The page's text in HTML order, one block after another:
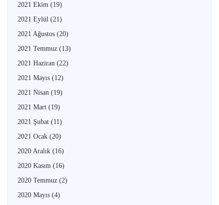
2021 Ekim (19)
2021 Eylül (21)
2021 Ağustos (20)
2021 Temmuz (13)
2021 Haziran (22)
2021 Mayıs (12)
2021 Nisan (19)
2021 Mart (19)
2021 Şubat (11)
2021 Ocak (20)
2020 Aralık (16)
2020 Kasım (16)
2020 Temmuz (2)
2020 Mayıs (4)